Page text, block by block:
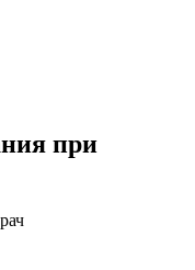
при